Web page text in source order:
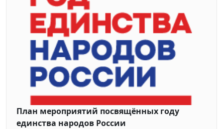
План мероприятий посвящённых году
единства народов России